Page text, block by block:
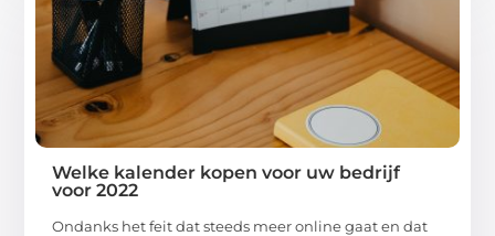
Welke kalender kopen voor uw bedrijf
voor 2022
Ondanks het feit dat steeds meer online gaat en dat